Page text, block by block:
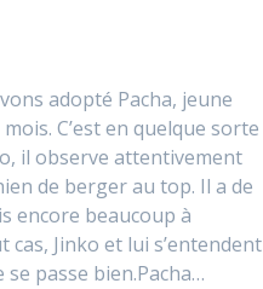
adopté Pacha, jeune
C’est en quelque sorte
il observe attentivement
de berger au top. Il a de
encore beaucoup à
cas, Jinko et lui s’entendent
passe bien.Pacha…